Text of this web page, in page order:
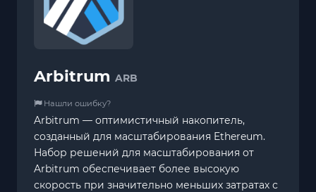
Arbitrum ARB
Нашли ошибку?
Arbitrum — оптимистичный накопитель,
созданный для масштабирования Ethereum.
Набор решений для масштабирования от
Arbitrum обеспечивает более высокую
скорость при значительно меньших затратах с